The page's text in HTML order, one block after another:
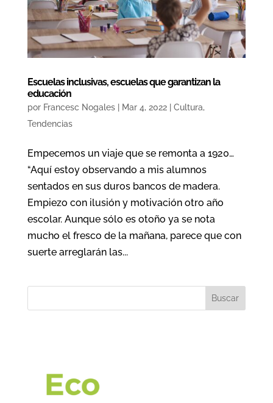
Escuelas inclusivas, escuelas que garantizan la
educación
por Francesc Nogales| Mar 4, 2022| Cultura,
Tendencias
Empecemos un viaje que se remonta a 1920…
“Aquí estoy observando a mis alumnos
sentados en sus duros bancos de madera.
Empiezo con ilusión y motivación otro año
escolar. Aunque sólo es otoño ya se nota
mucho el fresco de la mañana, parece que con
suerte arreglarán las...
Buscar